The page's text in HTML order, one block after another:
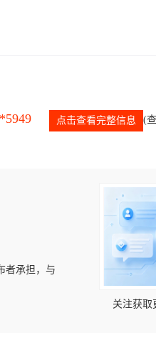
点击查看完整信息 (
者承担，与
关注获取